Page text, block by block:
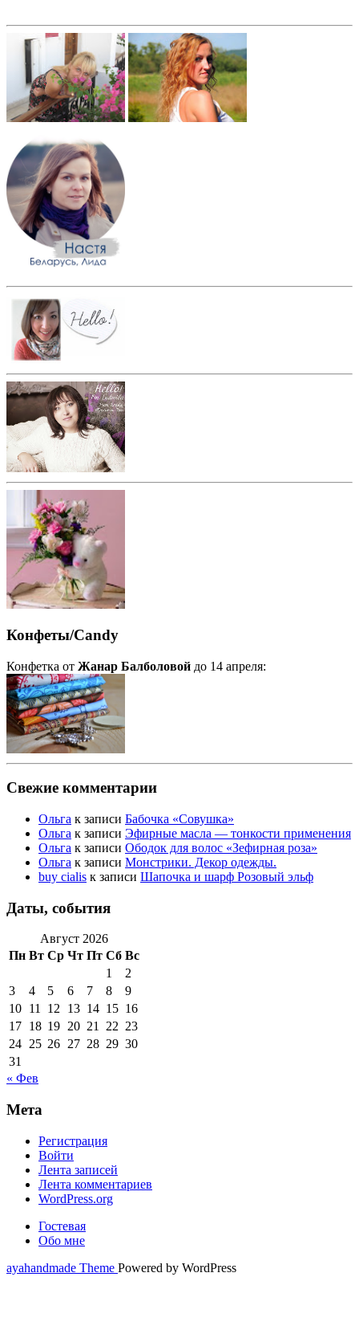
Конфеты/Candy
Конфетка от Жанар Балболовой до 14 апреля:
Свежие комментарии
Ольга к записи Бабочка «Совушка»
Ольга к записи Эфирные масла — тонкости применения
Ольга к записи Ободок для волос «Зефирная роза»
Ольга к записи Монстрики. Декор одежды.
buy cialis к записи Шапочка и шарф Розовый эльф
Даты, события
Август 2026
Пн Вт Ср Чт Пт Сб Вс
1
2
3
4 5 6 7 8
9
10 11 12 13 14 15 16
17 18 19 20 21 22 23
24 25 26 27 28 29 30
31
« Фев
Мета
Регистрация
Войти
Лента записей
Лента комментариев
WordPress.org
Гостевая
Обо мне
ayahandmade Theme Powered by WordPress